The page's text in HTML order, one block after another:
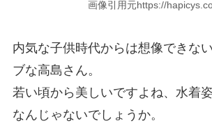
画像引用元https://
内気な子供時代からは想像できな
ブな高島さん。
若い頃から美しいですよね、水着
なんじゃないでしょうか。